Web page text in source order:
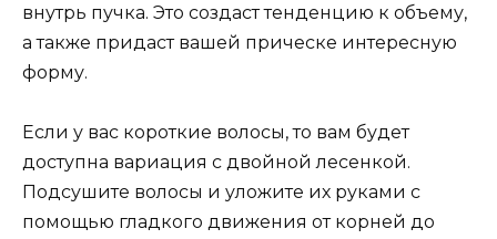
внутрь пучка. Это создаст тенденцию к объему,
а также придаст вашей прическе интересную
форму.
Если у вас короткие волосы, то вам будет
доступна вариация с двойной лесенкой.
Подсушите волосы и уложите их руками с
помощью гладкого движения от корней до